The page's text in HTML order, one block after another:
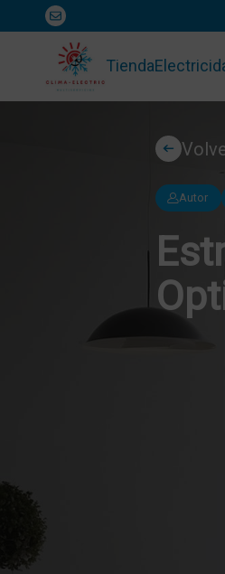
Tienda
Autor